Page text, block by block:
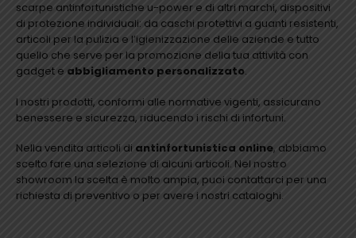
scarpe antinfortunistiche u-power e di altri marchi, dispositivi
di protezione individuali: da caschi protettivi a guanti resistenti,
articoli per la pulizia e l’igienizzazione delle aziende e tutto
quello che serve per la promozione della tua attività con
gadget e abbigliamento personalizzato.
I nostri prodotti, conformi alle normative vigenti, assicurano
benessere e sicurezza, riducendo i rischi di infortuni.
Nella vendita articoli di antinfortunistica online, abbiamo
scelto fare una selezione di alcuni articoli. Nel nostro
showroom la scelta è molto ampia, puoi contattarci per una
richiesta di preventivo o per avere i nostri cataloghi.